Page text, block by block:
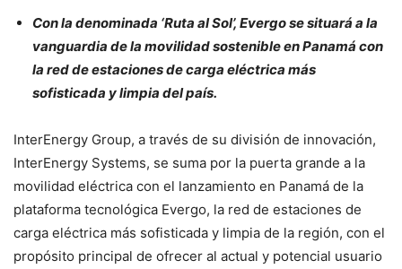
Con la denominada ‘Ruta al Sol’, Evergo se situará a la
vanguardia de la movilidad sostenible en Panamá con
la red de estaciones de carga eléctrica más
sofisticada y limpia del país.
InterEnergy Group, a través de su división de innovación,
InterEnergy Systems, se suma por la puerta grande a la
movilidad eléctrica con el lanzamiento en Panamá de la
plataforma tecnológica Evergo, la red de estaciones de
carga eléctrica más sofisticada y limpia de la región, con el
propósito principal de ofrecer al actual y potencial usuario